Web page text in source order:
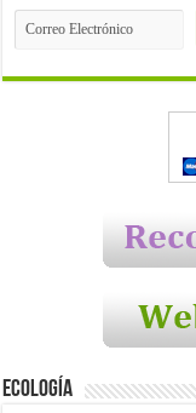
Ecología